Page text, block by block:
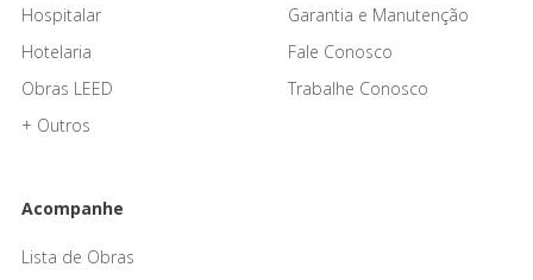
Hospitalar
Hotelaria
Obras LEED
+ Outros
Garantia e Manutenção
Fale Conosco
Trabalhe Conosco
Acompanhe
Lista de Obras